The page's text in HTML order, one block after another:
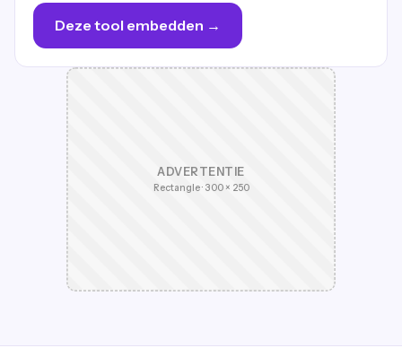
Deze tool embedden →
ADVERTENTIE
Rectangle · 300 × 250